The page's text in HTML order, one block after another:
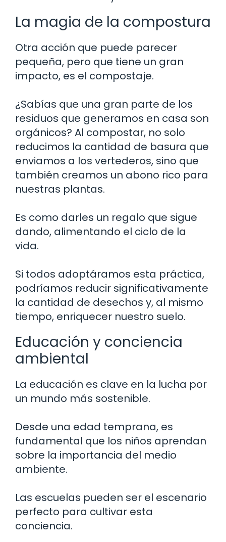
La magia de la compostura
Otra acción que puede parecer
pequeña, pero que tiene un gran
impacto, es el compostaje.
¿Sabías que una gran parte de los
residuos que generamos en casa son
orgánicos? Al compostar, no solo
reducimos la cantidad de basura que
enviamos a los vertederos, sino que
también creamos un abono rico para
nuestras plantas.
Es como darles un regalo que sigue
dando, alimentando el ciclo de la
vida.
Si todos adoptáramos esta práctica,
podríamos reducir significativamente
la cantidad de desechos y, al mismo
tiempo, enriquecer nuestro suelo.
Educación y conciencia
ambiental
La educación es clave en la lucha por
un mundo más sostenible.
Desde una edad temprana, es
fundamental que los niños aprendan
sobre la importancia del medio
ambiente.
Las escuelas pueden ser el escenario
perfecto para cultivar esta
conciencia.